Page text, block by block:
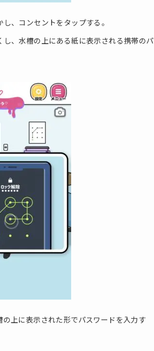
、コンセントをタップする。
、水槽の上にある紙に表示される携帯のパ
上に表示された形でパスワードを入力す